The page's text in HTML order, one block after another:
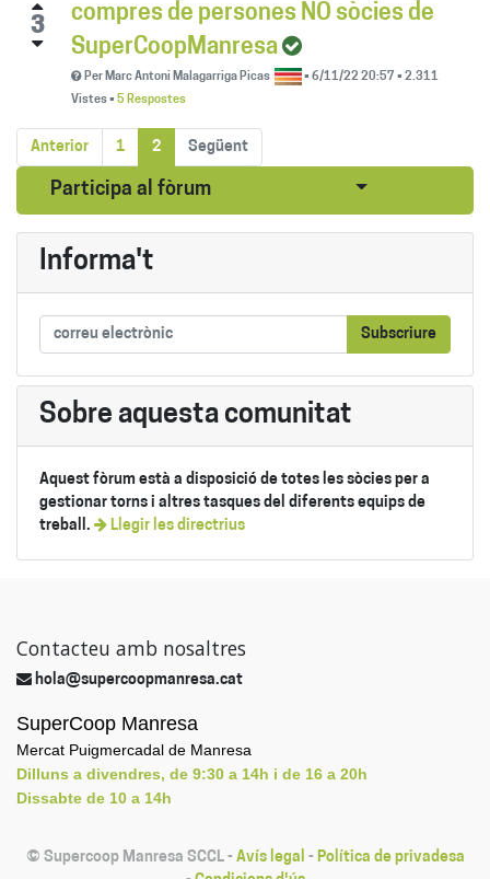
3
compres de persones NO sòcies de
SuperCoopManresa
Per Marc Antoni Malagarriga Picas •6/11/22 20:57 •2.311
Vistes• 5 Respostes
Anterior 1 2 Següent
Participa al fòrum Seleccionar
Informa't
Subscriure
Sobre aquesta comunitat
Aquest fòrum està a disposició de totes les sòcies per a
gestionar torns i altres tasques del diferents equips de
treball.
Llegir les directrius
Contacteu amb nosaltres
hola@supercoopmanresa.cat
SuperCoop Manresa
Mercat Puigmercadal de Manresa
Dilluns a divendres, de 9:30 a 14h i de 16 a 20h
Dissabte de 10 a 14h
© Supercoop Manresa SCCL - Avís legal - Política de privadesa